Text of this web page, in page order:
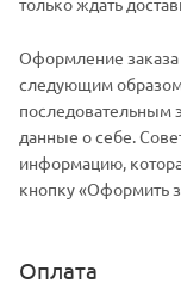
Оформление
следующим
последовательным
данные о себе.
информацию,
кнопку «Оформить
Оплата